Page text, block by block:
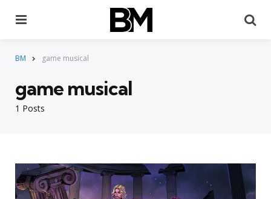
BM game musical
1 Posts
game musical